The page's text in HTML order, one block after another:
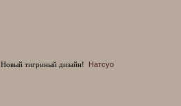
Новый тигриный дизайн! Натсуо